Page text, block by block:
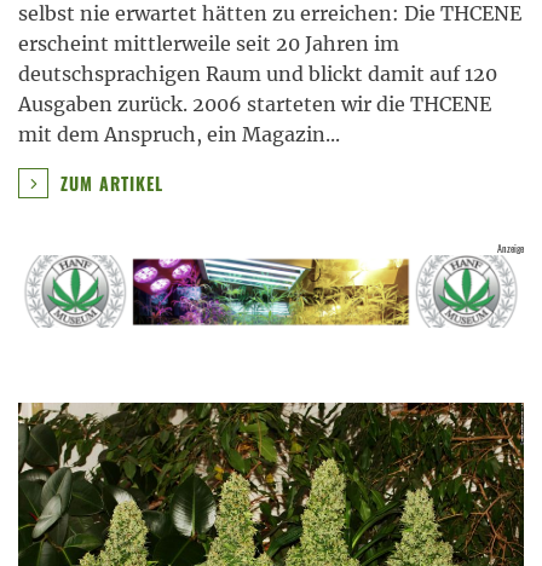
selbst nie erwartet hätten zu erreichen: Die THCENE
erscheint mittlerweile seit 20 Jahren im
deutschsprachigen Raum und blickt damit auf 120
Ausgaben zurück. 2006 starteten wir die THCENE
mit dem Anspruch, ein Magazin...
ZUM ARTIKEL